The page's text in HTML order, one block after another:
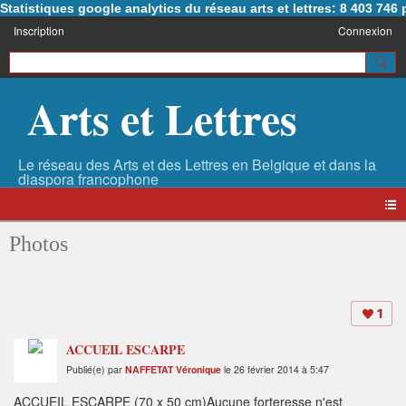
Statistiques google analytics du réseau arts et lettres: 8 403 746
Inscription Connexion
Arts et Lettres
Photos
1
ACCUEIL ESCARPE
Publié(e) par NAFFETAT Véronique le 26 février 2014 à 5:47
ACCUEIL ESCARPE (70 x 50 cm)Aucune forteresse n'est